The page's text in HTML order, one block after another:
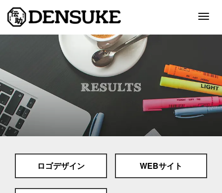
制作実績
会社案内
スタッフブログ
ロゴデザイン WEBサイト